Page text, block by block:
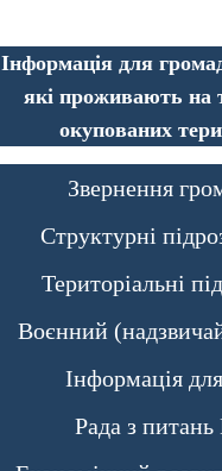
Інформація для
які проживають на
окупованих
Звернення
Структурні
Територіальні
Воєнний
Інформація
Рада з